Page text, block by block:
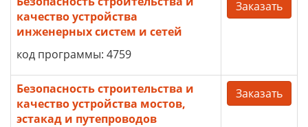
качество устройства
инженерных систем и сетей
код программы: 4759
Заказать
Безопасность строительства и
качество устройства мостов,
эстакад и путепроводов
Заказать